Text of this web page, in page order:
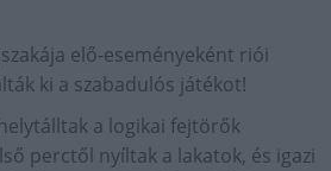
elő-eseményeként riói
ki a szabadulós játékot!
a logikai fejtörők
perctől nyíltak a lakatok, és igazi